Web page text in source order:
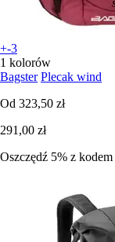
+-3
1 kolorów
Bagster Plecak wind
Od 323,50 zł
291,00 zł
Oszczędź 5% z kodem